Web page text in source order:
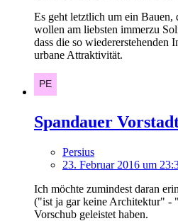
Es geht letztlich um ein Bauen,
wollen am liebsten immerzu
dass die so wiedererstehenden
urbane Attraktivität.
Spandauer
Persius
23. Februar 2016 um
Ich möchte zumindest daran
("ist ja gar keine Architektur" -
Vorschub geleistet haben.